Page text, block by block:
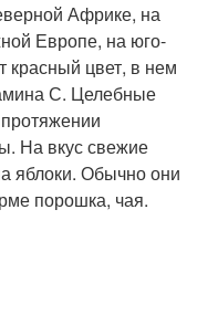
Африке, на
Европе, на юго-
цвет, в нем
С. Целебные
На вкус свежие
яблоки. Обычно они
порошка, чая.